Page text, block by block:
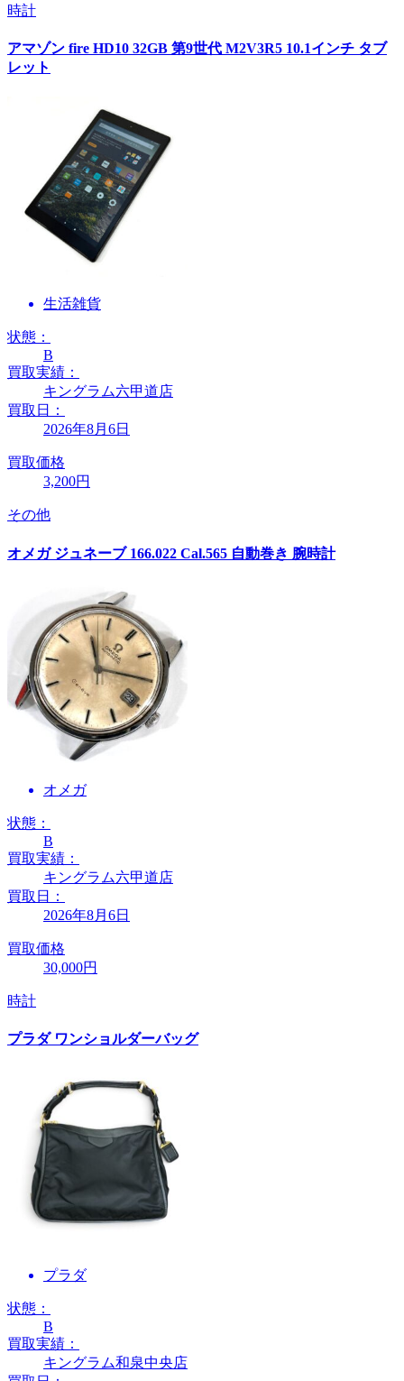
時計
アマゾン fire HD10 32GB 第9世代 M2V3R5 10.1インチ タブ
レット
生活雑貨
状態：
B
買取実績：
キングラム六甲道店
買取日：
2026年8月6日
買取価格
3,200円
その他
オメガ ジュネーブ 166.022 Cal.565 自動巻き 腕時計
オメガ
状態：
B
買取実績：
キングラム六甲道店
買取日：
2026年8月6日
買取価格
30,000円
時計
プラダ ワンショルダーバッグ
プラダ
状態：
B
買取実績：
キングラム和泉中央店